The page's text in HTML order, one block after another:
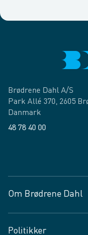
Brødrene Dahl A/S
Park Allé 370, 2605
Danmark
48 78 40 00
Om Brødrene Dahl
Politikker